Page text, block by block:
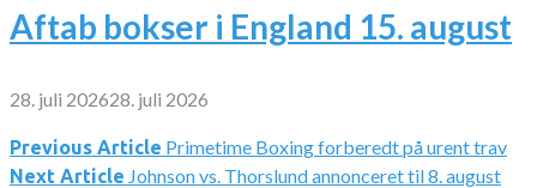
Aftab bokser i England 15. august
28. juli 202628. juli 2026
Indlægsnavigation
Previous Article Primetime Boxing forberedt på urent trav
Next Article Johnson vs. Thorslund annonceret til 8. august